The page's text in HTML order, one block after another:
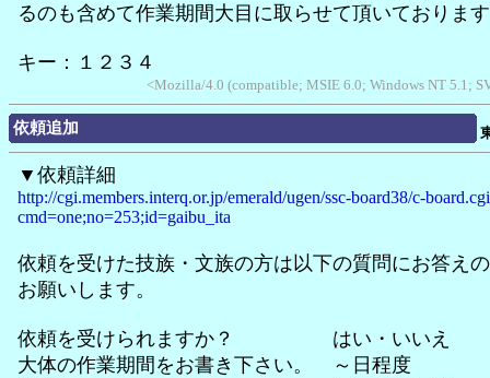
るのも含めて作業期間大目に取らせて頂いておりま
キー：１２３４
<Mozilla/4.0 (compatible; MSIE 6.0; Windows NT 5.1;
依頼追加
▼依頼詳細
http://cgi.members.interq.or.jp/emerald/ugen/ssc-board38/c-
cmd=one;no=253;id=gaibu_ita
依頼を受けた技族・文族の方は以下の質問にお答え
お願いします。
依頼を受けられますか？ はい・いいえ
大体の作業期間をお書き下さい。 ～日程度